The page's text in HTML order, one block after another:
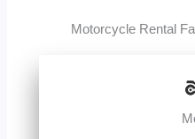
Motorcycle Rental